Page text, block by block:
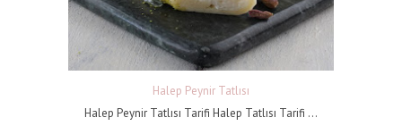
Halep Peynir Tatlısı
Halep Peynir Tatlısı Tarifi Halep Tatlısı Tarifi ...